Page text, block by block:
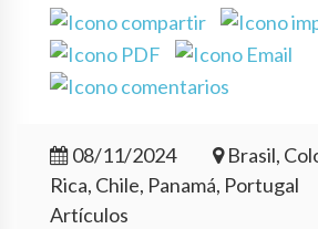
08/11/2024
Brasil,
Rica, Chile, Panamá, Portugal
Artículos